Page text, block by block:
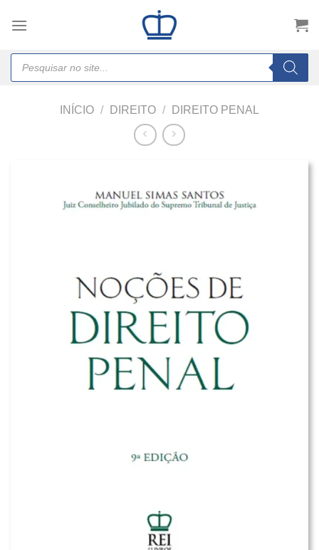
Products
search
INÍCIO / DIREITO / DIREITO PENAL